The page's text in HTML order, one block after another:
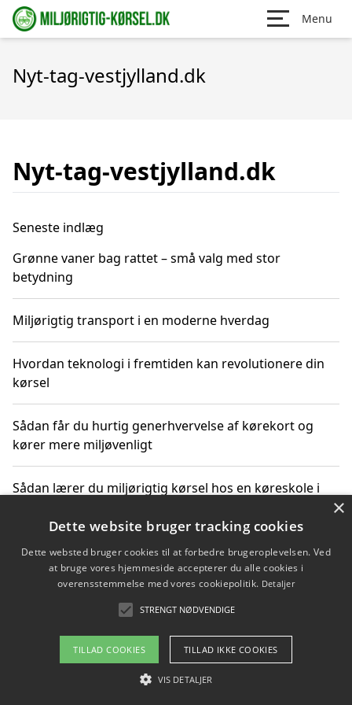
Menu
Nyt-tag-vestjylland.dk
Nyt-tag-vestjylland.dk
Seneste indlæg
Grønne vaner bag rattet – små valg med stor
betydning
Miljørigtig transport i en moderne hverdag
Hvordan teknologi i fremtiden kan revolutionere din
kørsel
Sådan får du hurtig generhvervelse af kørekort og
kører mere miljøvenligt
Sådan lærer du miljørigtig kørsel hos en køreskole i
Copyright 2026 - Pilanto Aps
Om / kontakt
×
Dette website bruger tracking cookies
Dette websted bruger cookies til at forbedre brugeroplevelsen. Ved
at bruge vores hjemmeside accepterer du alle cookies i
overensstemmelse med vores cookiepolitik. Detaljer
STRENGT NØDVENDIGE
TILLAD COOKIES TILLAD IKKE COOKIES
VIS DETALJER